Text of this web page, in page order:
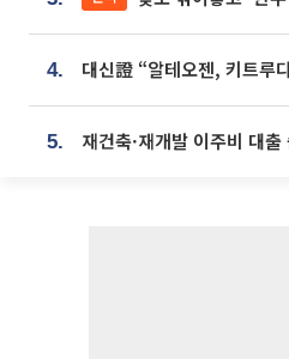
4.
5.